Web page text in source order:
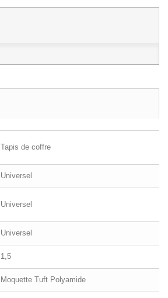
Tapis de coffre
Universel
Universel
Universel
1,5
Moquette Tuft Polyamide